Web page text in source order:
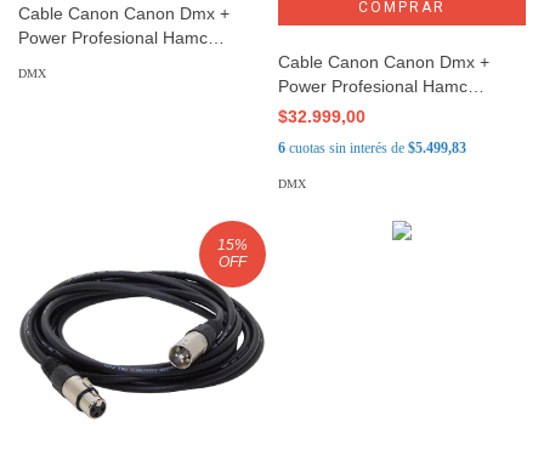
Cable Canon Canon Dmx +
Power Profesional Hamc
DMX
Cable Canon Canon Dmx +
Power Profesional Hamc
Modelo HDXPBC 1mts
$32.999,00
6 cuotas sin interés de $5.499,83
DMX
15%
OFF